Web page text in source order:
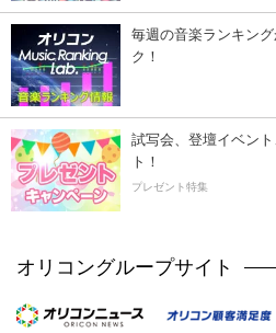
毎週の音楽ランキン
ク！
試写会、登壇イベン
ト！
プレゼント特集
オリコングループサイト